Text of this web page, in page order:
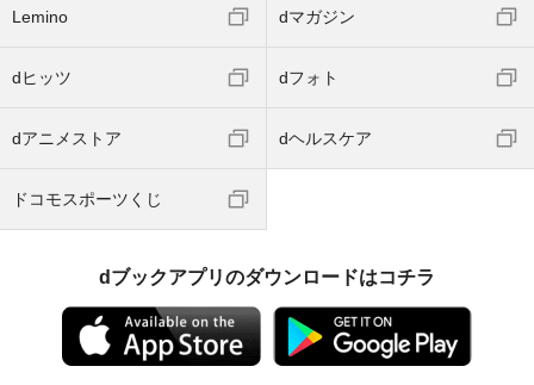
Lemino dマガジン
dヒッツ dフォト
dアニメストア dヘルスケア
ドコモスポーツくじ
dブックアプリのダウンロードはコチラ